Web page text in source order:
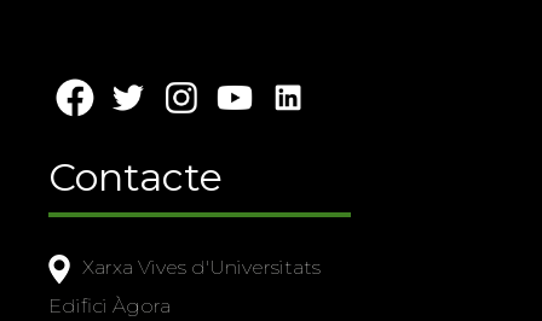
Contacte
Xarxa Vives d'Universitats
Edifici Àgora